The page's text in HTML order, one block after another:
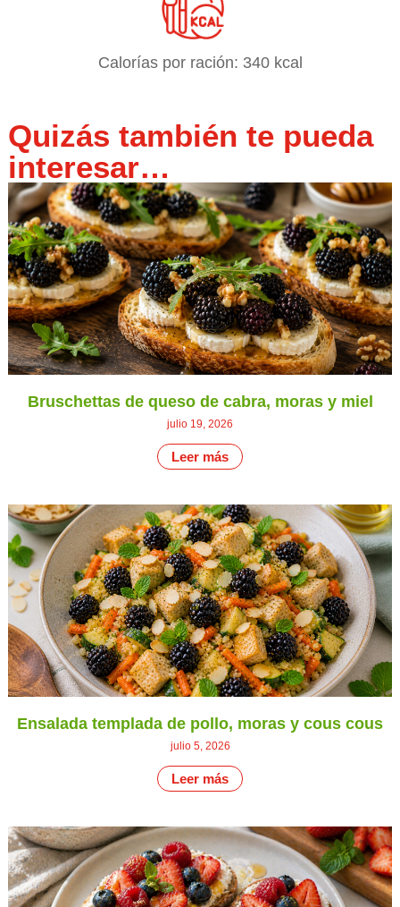
Calorías por ración: 340 kcal
Quizás también te pueda
interesar…
Bruschettas de queso de cabra, moras y miel
julio 19, 2026
Leer más
Ensalada templada de pollo, moras y cous cous
julio 5, 2026
Leer más